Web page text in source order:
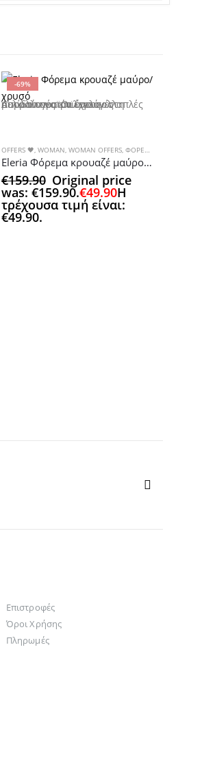
-69%
Αυτό το προϊόν έχει πολλαπλές παραλλαγές. Οι επιλογές μπορούν να επιλεγούν στη σελίδα του προϊόντος
OFFERS 🖤, WOMAN, WOMAN OFFERS, ΦΟΡΕΜΑΤΑ & ΦΟΡΜΕΣ
Eleria Φόρεμα κρουαζέ μαύρο/χρυσό
€159.90 Original price
was: €159.90.€49.90Η
τρέχουσα τιμή είναι:
€49.90.
Επιστροφές
Όροι Χρήσης
Πληρωμές